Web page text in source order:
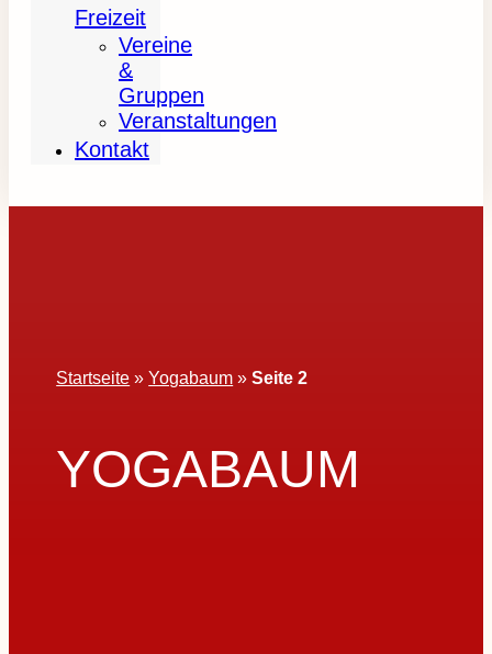
Freizeit
Vereine
&
Gruppen
Veranstaltungen
Kontakt
Startseite »Yogabaum »Seite 2
YOGABAUM